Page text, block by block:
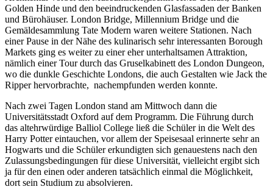
Golden Hinde und den beeindruckenden Glasfassaden der Banken
und Bürohäuser. London Bridge, Millennium Bridge und die
Gemäldesammlung Tate Modern waren weitere Stationen. Nach
einer Pause in der Nähe des kulinarisch sehr interessanten Borough
Markets ging es weiter zu einer eher unterhaltsamen Attraktion,
nämlich einer Tour durch das Gruselkabinett des London Dungeon,
wo die dunkle Geschichte Londons, die auch Gestalten wie Jack the
Ripper hervorbrachte, nachempfunden werden konnte.
Nach zwei Tagen London stand am Mittwoch dann die
Universitätsstadt Oxford auf dem Programm. Die Führung durch
das altehrwürdige Balliol College ließ die Schüler in die Welt des
Harry Potter eintauchen, vor allem der Speisesaal erinnerte sehr an
Hogwarts und die Schüler erkundigten sich genauestens nach den
Zulassungsbedingungen für diese Universität, vielleicht ergibt sich
ja für den einen oder anderen tatsächlich einmal die Möglichkeit,
dort sein Studium zu absolvieren.